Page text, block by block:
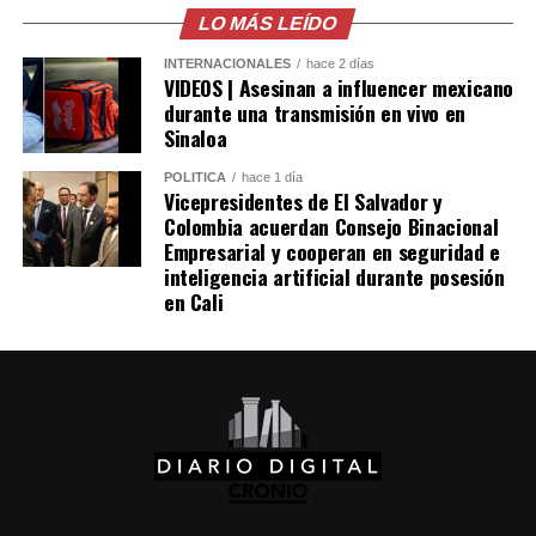
millones de dólares para Pemex al cierre del segundo
trimestre, cifra que representa un incremento del 20 %
en comparación con el mismo período de 2025.
Como antecedente, recordaron que una toma
clandestina en un ducto de Pemex provocó una
explosión en 2019, en el estado de Hidalgo, dejando un
saldo de 137 personas fallecidas.
LO MÁS LEÍDO
INTERNACIONALES hace 2 días
VIDEOS | Asesinan a influencer mexicano
durante una transmisión en vivo en
Sinaloa
POLÍTICA hace 1 día
Vicepresidentes de El Salvador y
Colombia acuerdan Consejo Binacional
Empresarial y cooperan en seguridad e
inteligencia artificial durante posesión
en Cali